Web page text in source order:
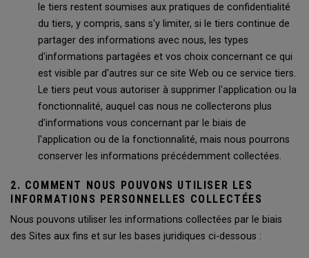
le tiers restent soumises aux pratiques de confidentialité
du tiers, y compris, sans s'y limiter, si le tiers continue de
partager des informations avec nous, les types
d'informations partagées et vos choix concernant ce qui
est visible par d'autres sur ce site Web ou ce service tiers.
Le tiers peut vous autoriser à supprimer l'application ou la
fonctionnalité, auquel cas nous ne collecterons plus
d'informations vous concernant par le biais de
l'application ou de la fonctionnalité, mais nous pourrons
conserver les informations précédemment collectées.
2. COMMENT NOUS POUVONS UTILISER LES
INFORMATIONS PERSONNELLES COLLECTÉES
Nous pouvons utiliser les informations collectées par le biais
des Sites aux fins et sur les bases juridiques ci-dessous :